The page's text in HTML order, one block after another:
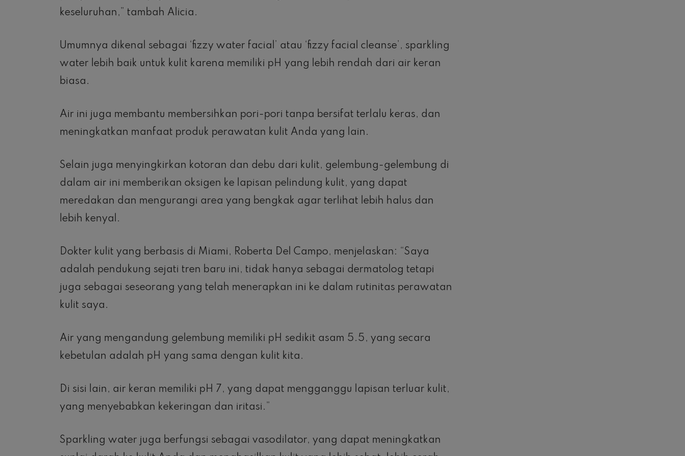
keseluruhan,” tambah Alicia.
Umumnya dikenal sebagai ‘fizzy water facial’ atau ‘fizzy facial cleanse’, sparkling
water lebih baik untuk kulit karena memiliki pH yang lebih rendah dari air keran
biasa.
Air ini juga membantu membersihkan pori-pori tanpa bersifat terlalu keras, dan
meningkatkan manfaat produk perawatan kulit Anda yang lain.
Selain juga menyingkirkan kotoran dan debu dari kulit, gelembung-gelembung di
dalam air ini memberikan oksigen ke lapisan pelindung kulit, yang dapat
meredakan dan mengurangi area yang bengkak agar terlihat lebih halus dan
lebih kenyal.
Dokter kulit yang berbasis di Miami, Roberta Del Campo, menjelaskan: “Saya
adalah pendukung sejati tren baru ini, tidak hanya sebagai dermatolog tetapi
juga sebagai seseorang yang telah menerapkan ini ke dalam rutinitas perawatan
kulit saya.
Air yang mengandung gelembung memiliki pH sedikit asam 5.5, yang secara
kebetulan adalah pH yang sama dengan kulit kita.
Di sisi lain, air keran memiliki pH 7, yang dapat mengganggu lapisan terluar kulit,
yang menyebabkan kekeringan dan iritasi.”
Sparkling water juga berfungsi sebagai vasodilator, yang dapat meningkatkan